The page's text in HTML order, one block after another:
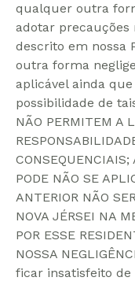
qualquer outra
adotar precauções
descrito em nossa
outra forma
aplicável ainda
possibilidade de
NÃO PERMITEM A
PODE NÃO SE
ANTERIOR NÃO
NOVA JÉRSEI NA
POR ESSE
NOSSA
ficar insatisfeito